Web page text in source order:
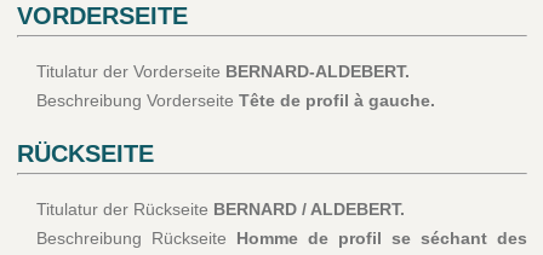
VORDERSEITE
Titulatur der Vorderseite BERNARD-ALDEBERT.
Beschreibung Vorderseite Tête de profil à gauche.
RÜCKSEITE
Titulatur der Rückseite BERNARD / ALDEBERT.
Beschreibung Rückseite Homme de profil se séchant des